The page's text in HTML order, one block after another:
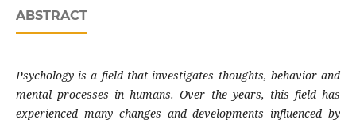
ABSTRACT
Psychology is a field that investigates thoughts, behavior and
mental processes in humans. Over the years, this field has
experienced many changes and developments influenced by